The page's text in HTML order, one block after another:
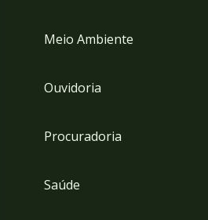
Meio Ambiente
Ouvidoria
Procuradoria
Saúde